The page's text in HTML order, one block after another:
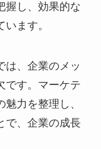
握し、効果的な
ます。
は、企業のメッ
です。マーケテ
力を整理し、
で、企業の成長